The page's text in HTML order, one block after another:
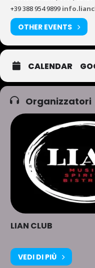
+39 388 954 9899
OTHER EVENTS
CALENDAR
Organizzatori
LIAN CLUB
VEDI DI PIÙ